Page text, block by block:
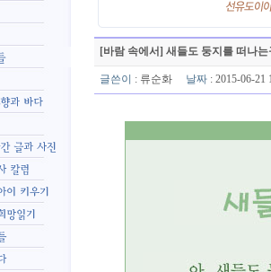
[바람 속에서] 새들도 둥지를 떠나는
글쓴이 : 류순화 날짜: 2015-06-